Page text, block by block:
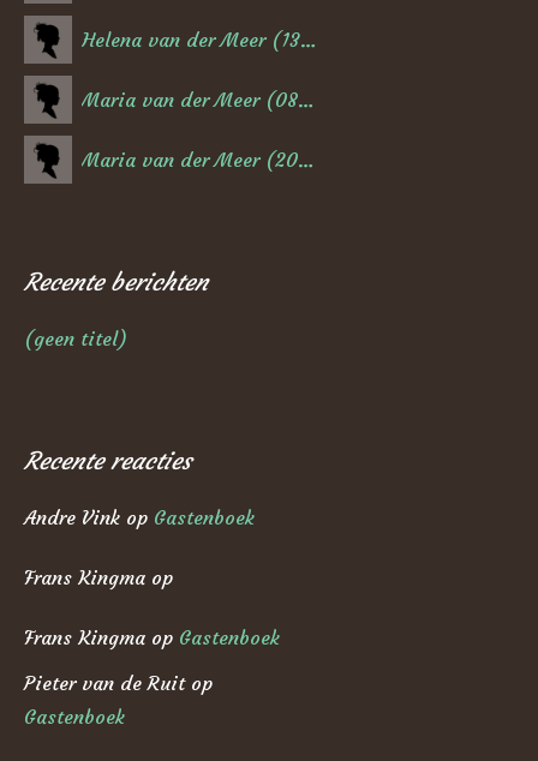
Helena van der Meer (13-02-1880)
Maria van der Meer (08-08-1878)
Maria van der Meer (20-07-1876)
Recente berichten
(geen titel)
Recente reacties
Andre Vink op Gastenboek
Frans Kingma op
Frans Kingma op Gastenboek
Pieter van de Ruitop
Gastenboek